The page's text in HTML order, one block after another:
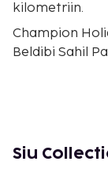
kilometriin.
Champion
Beldibi Sahil
Topçam - 10,6
Siu